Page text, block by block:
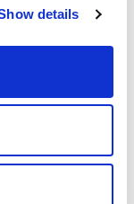
details
hear
and very
—
no one is
the